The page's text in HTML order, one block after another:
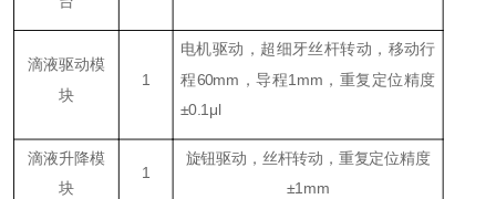
滴液驱动模
块
1
电机驱动，超细牙丝杆转动，移动行
程60mm，导程1mm，重复定位精度
±0.1μl
滴液升降模
块
1
旋钮驱动，丝杆转动，重复定位精度
±1mm